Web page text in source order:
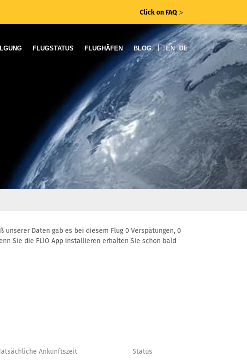
Click on FAQ ᐳ
FLUGSTATUS FLUGHÄFEN BLOG | EN DE
unserer Daten gab es bei diesem Flug 0 Verspätungen, 0
Sie die FLIO App installieren erhalten Sie schon bald
Ankunftszeit Status